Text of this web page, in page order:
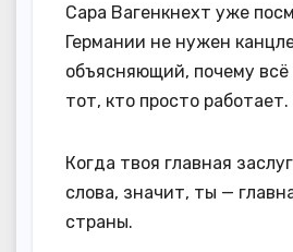
Сара Вагенкнехт уже
Германии не нужен
объясняющий, почему
тот, кто просто
Когда твоя главная
слова, значит, ты —
страны.